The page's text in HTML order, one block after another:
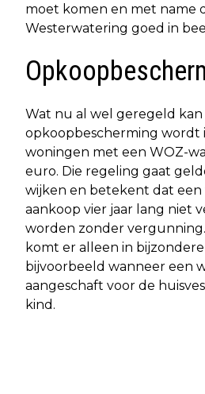
moet komen en met name
Westerwatering goed in
Wat nu al wel geregeld kan
opkoopbescherming wordt
woningen met een WOZ-
euro. Die regeling gaat
wijken en betekent dat een
aankoop vier jaar lang niet
worden zonder
komt er alleen in
bijvoorbeeld wanneer een
aangeschaft voor de
kind.